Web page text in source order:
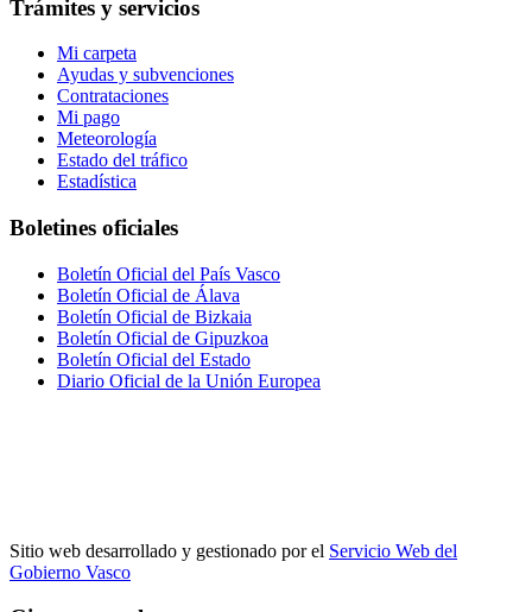
Trámites y servicios
Mi carpeta
Ayudas y subvenciones
Contrataciones
Mi pago
Meteorología
Estado del tráfico
Estadística
Boletines oficiales
Boletín Oficial del País Vasco
Boletín Oficial de Álava
Boletín Oficial de Bizkaia
Boletín Oficial de Gipuzkoa
Boletín Oficial del Estado
Diario Oficial de la Unión Europea
Sitio web desarrollado y gestionado por el Servicio Web del
Gobierno Vasco